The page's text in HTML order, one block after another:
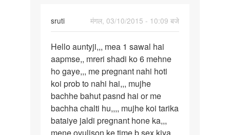
sruti
मंगल, 03/10/2015 - 10:09 बजे
Hello
auntyji,,,
mea
1
sawal
Hello auntyji,,, mea 1 sawal hai
aapmse,, mreri shadi ko 6 mehne
ho gaye,,, me pregnant nahi hoti
koi prob to nahi hai,,, mujhe
bachhe bahut pasnd hai or me
bachha chalti hu,,,, mujhe koi tarika
bataiye jaldi pregnant hone ka,,,
mene ovulison ke time b sex kiya